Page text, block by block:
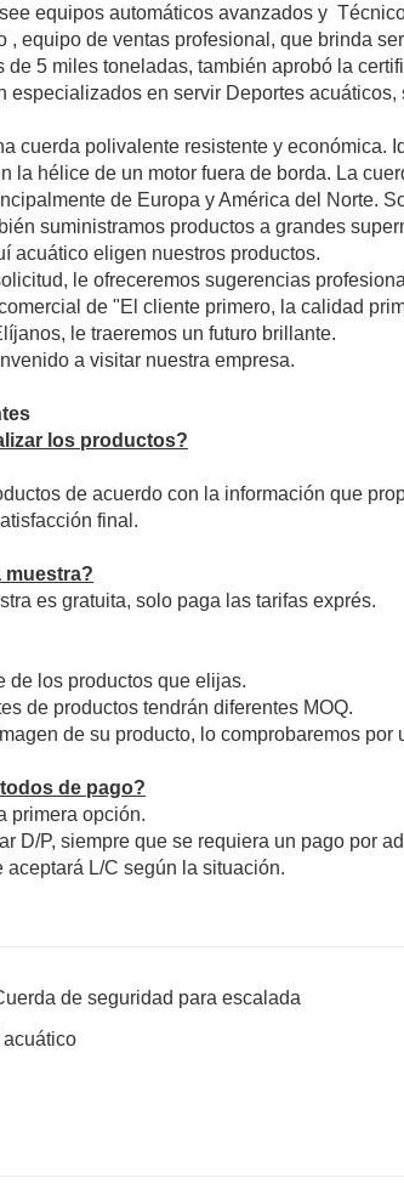
equipos automáticos avanzados y
, equipo de ventas profesional, que brinda
de 5 miles toneladas, también aprobó la
especializados en servir Deportes
cuerda polivalente resistente y económica.
la hélice de un motor fuera de borda. La
de Europa y América del Norte.
suministramos productos a grandes
acuático eligen nuestros productos.
le ofreceremos sugerencias
de "El cliente primero, la calidad
le traeremos un futuro brillante.
a visitar nuestra empresa.
los productos?
de acuerdo con la información que
final.
muestra?
es gratuita, solo paga las tarifas exprés.
de los productos que elijas.
de productos tendrán diferentes MOQ.
de su producto, lo comprobaremos por
de pago?
primera opción.
D/P, siempre que se requiera un pago por
aceptará L/C según la situación.
de seguridad para escalada